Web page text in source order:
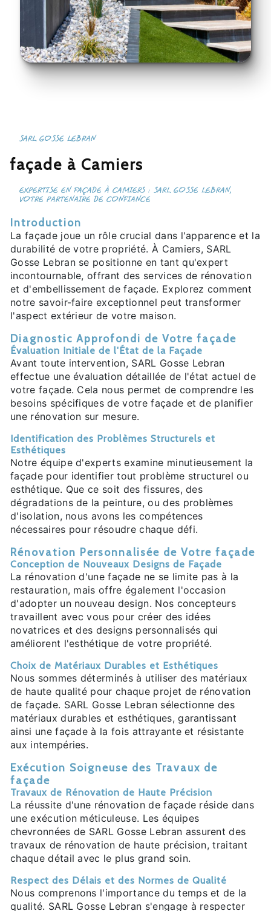
SARL GOSSE LEBRAN
façade à Camiers
EXPERTISE EN FAÇADE À CAMIERS : SARL GOSSE LEBRAN,
VOTRE PARTENAIRE DE CONFIANCE
Introduction
La façade joue un rôle crucial dans l'apparence et la
durabilité de votre propriété. À Camiers, SARL
Gosse Lebran se positionne en tant qu'expert
incontournable, offrant des services de rénovation
et d'embellissement de façade. Explorez comment
notre savoir-faire exceptionnel peut transformer
l'aspect extérieur de votre maison.
Diagnostic Approfondi de Votre façade
Évaluation Initiale de l'État de la Façade
Avant toute intervention, SARL Gosse Lebran
effectue une évaluation détaillée de l'état actuel de
votre façade. Cela nous permet de comprendre les
besoins spécifiques de votre façade et de planifier
une rénovation sur mesure.
Identification des Problèmes Structurels et
Esthétiques
Notre équipe d'experts examine minutieusement la
façade pour identifier tout problème structurel ou
esthétique. Que ce soit des fissures, des
dégradations de la peinture, ou des problèmes
d'isolation, nous avons les compétences
nécessaires pour résoudre chaque défi.
Rénovation Personnalisée de Votre façade
Conception de Nouveaux Designs de Façade
La rénovation d'une façade ne se limite pas à la
restauration, mais offre également l'occasion
d'adopter un nouveau design. Nos concepteurs
travaillent avec vous pour créer des idées
novatrices et des designs personnalisés qui
améliorent l'esthétique de votre propriété.
Choix de Matériaux Durables et Esthétiques
Nous sommes déterminés à utiliser des matériaux
de haute qualité pour chaque projet de rénovation
de façade. SARL Gosse Lebran sélectionne des
matériaux durables et esthétiques, garantissant
ainsi une façade à la fois attrayante et résistante
aux intempéries.
Exécution Soigneuse des Travaux de
façade
Travaux de Rénovation de Haute Précision
La réussite d'une rénovation de façade réside dans
une exécution méticuleuse. Les équipes
chevronnées de SARL Gosse Lebran assurent des
travaux de rénovation de haute précision, traitant
chaque détail avec le plus grand soin.
Respect des Délais et des Normes de Qualité
Nous comprenons l'importance du temps et de la
qualité. SARL Gosse Lebran s'engage à respecter